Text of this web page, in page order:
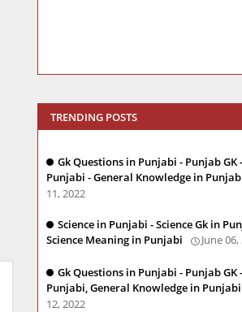
TRENDING POSTS
Gk Questions in Punjabi - Punjab GK
Punjabi - General Knowledge in
11, 2022
Science in Punjabi - Science Gk in
Science Meaning in Punjabi
June
Gk Questions in Punjabi - Punjab GK
Punjabi, General Knowledge in Punjabi
12, 2022